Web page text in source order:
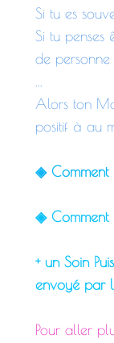
Si tu es
Si tu penses
de personne
Alors ton
positif à au
◈ Comment
◈ Comment
+ un Soin
envoyé par
Pour aller